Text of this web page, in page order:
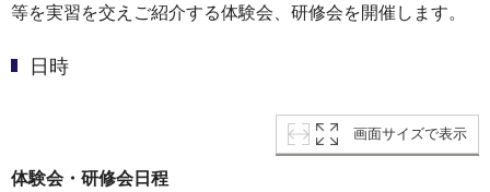
等を実習を交えご紹介する体験会、研修会を開催します。
日時
画面サイズで表示
体験会・研修会日程